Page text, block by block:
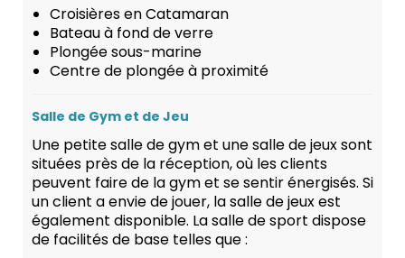
Croisières en Catamaran
Bateau à fond de verre
Plongée sous-marine
Centre de plongée à proximité
Salle de Gym et de Jeu
Une petite salle de gym et une salle de jeux sont
situées près de la réception, où les clients
peuvent faire de la gym et se sentir énergisés. Si
un client a envie de jouer, la salle de jeux est
également disponible. La salle de sport dispose
de facilités de base telles que :